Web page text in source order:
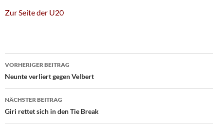
Zur Seite der U20
Beitragsnavigation
VORHERIGER BEITRAG
Neunte verliert gegen Velbert
NÄCHSTER BEITRAG
Giri rettet sich in den Tie Break